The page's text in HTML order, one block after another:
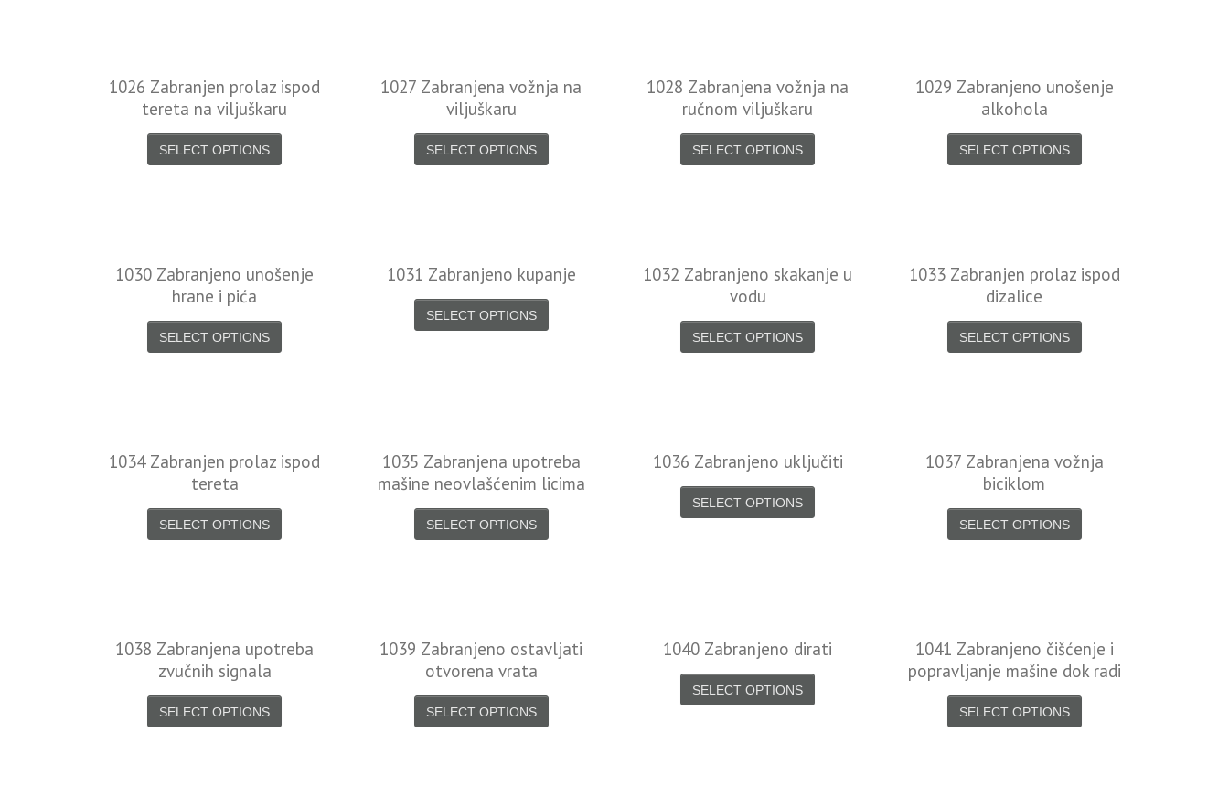
1026 Zabranjen prolaz ispod
tereta na viljuškaru
SELECT OPTIONS
1027 Zabranjena vožnja na
viljuškaru
SELECT OPTIONS
1028 Zabranjena vožnja na
ručnom viljuškaru
SELECT OPTIONS
1029 Zabranjeno unošenje
alkohola
SELECT OPTIONS
1030 Zabranjeno unošenje
hrane i pića
SELECT OPTIONS
1031 Zabranjeno kupanje
SELECT OPTIONS
1032 Zabranjeno skakanje u
vodu
SELECT OPTIONS
1033 Zabranjen prolaz ispod
dizalice
SELECT OPTIONS
1034 Zabranjen prolaz ispod
tereta
SELECT OPTIONS
1035 Zabranjena upotreba
mašine neovlašćenim licima
SELECT OPTIONS
1036 Zabranjeno uključiti
SELECT OPTIONS
1037 Zabranjena vožnja
biciklom
SELECT OPTIONS
1038 Zabranjena upotreba
zvučnih signala
SELECT OPTIONS
1039 Zabranjeno ostavljati
otvorena vrata
SELECT OPTIONS
1040 Zabranjeno dirati
SELECT OPTIONS
1041 Zabranjeno čišćenje i
popravljanje mašine dok radi
SELECT OPTIONS